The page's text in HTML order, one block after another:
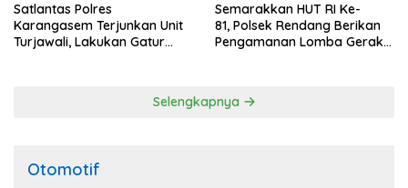
Satlantas Polres
Karangasem Terjunkan Unit
Turjawali, Lakukan Gatur
Semarakkan HUT RI Ke-
81, Polsek Rendang Berikan
Pengamanan Lomba Gerak
Selengkapnya
Otomotif